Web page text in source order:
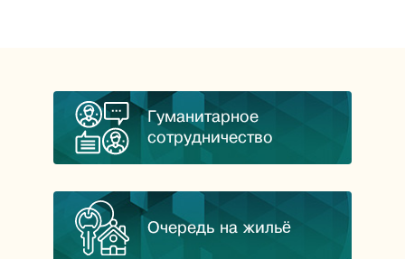
Гуманитарное
сотрудничество
Очередь на жильё